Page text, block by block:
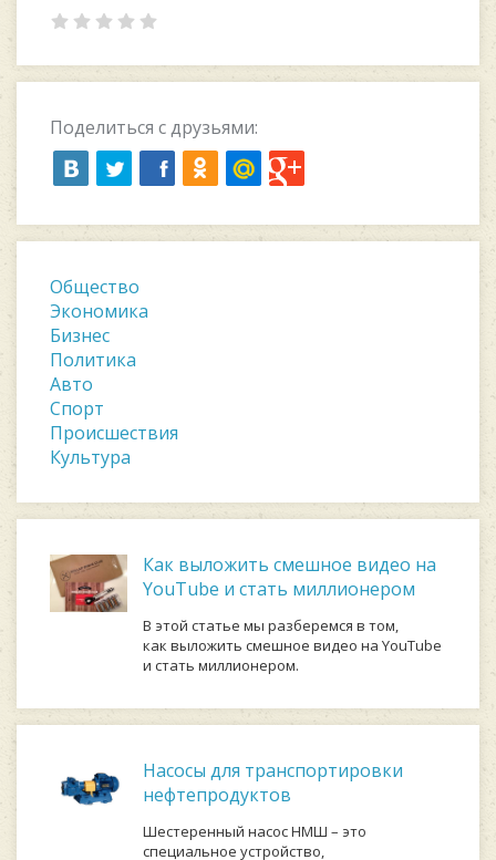
Поделиться с друзьями:
Общество
Экономика
Бизнес
Политика
Авто
Спорт
Происшествия
Культура
Как выложить смешное видео на
YouTube и стать миллионером
В этой статье мы разберемся в том,
как выложить смешное видео на YouTube
и стать миллионером.
Насосы для транспортировки
нефтепродуктов
Шестеренный насос НМШ – это
специальное устройство,